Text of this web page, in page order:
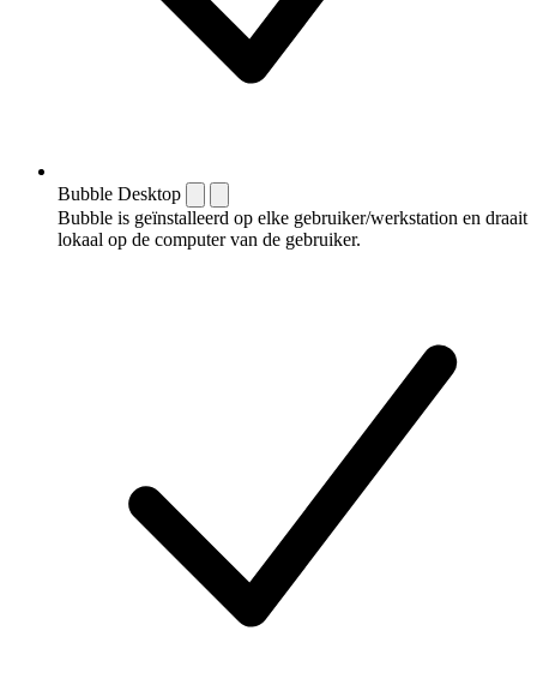
Bubble Desktop
Bubble is geïnstalleerd op elke gebruiker/werkstation en draait
lokaal op de computer van de gebruiker.